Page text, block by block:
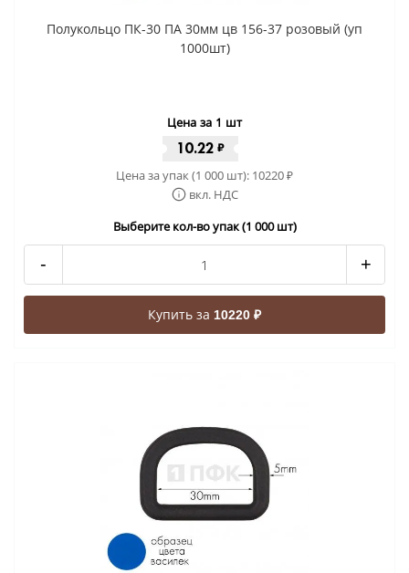
Полукольцо ПК-30 ПА 30мм цв 156-37 розовый (уп
1000шт)
Цена за 1 шт
10.22 ₽
Цена за упак (1 000 шт): 10220₽
вкл. НДС
Выберите кол-во упак (1 000 шт)
- +
Купить за 10220 ₽